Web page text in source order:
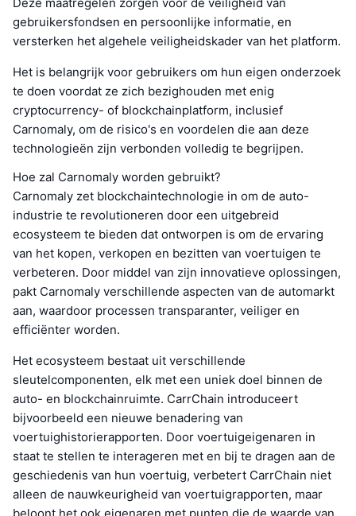
gebruikersfondsen en persoonlijke informatie, en
versterken het algehele veiligheidskader van het platform.
Het is belangrijk voor gebruikers om hun eigen onderzoek
te doen voordat ze zich bezighouden met enig
cryptocurrency- of blockchainplatform, inclusief
Carnomaly, om de risico's en voordelen die aan deze
technologieën zijn verbonden volledig te begrijpen.
Hoe zal Carnomaly worden gebruikt?
Carnomaly zet blockchaintechnologie in om de auto-
industrie te revolutioneren door een uitgebreid
ecosysteem te bieden dat ontworpen is om de ervaring
van het kopen, verkopen en bezitten van voertuigen te
verbeteren. Door middel van zijn innovatieve oplossingen,
pakt Carnomaly verschillende aspecten van de automarkt
aan, waardoor processen transparanter, veiliger en
efficiënter worden.
Het ecosysteem bestaat uit verschillende
sleutelcomponenten, elk met een uniek doel binnen de
auto- en blockchainruimte. CarrChain introduceert
bijvoorbeeld een nieuwe benadering van
voertuighistorierapporten. Door voertuigeigenaren in
staat te stellen te interageren met en bij te dragen aan de
geschiedenis van hun voertuig, verbetert CarrChain niet
alleen de nauwkeurigheid van voertuigrapporten, maar
beloont het ook eigenaren met punten die de waarde van